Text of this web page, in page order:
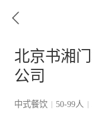
北京书湘
公司
中式餐饮 | 50-99人 |